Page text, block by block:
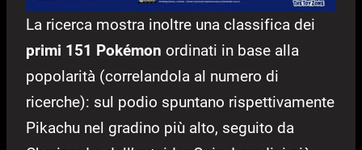
La ricerca mostra inoltre una classifica dei
primi 151 Pokémon ordinati in base alla
popolarità (correlandola al numero di
ricerche): sul podio spuntano rispettivamente
Pikachu nel gradino più alto, seguito da